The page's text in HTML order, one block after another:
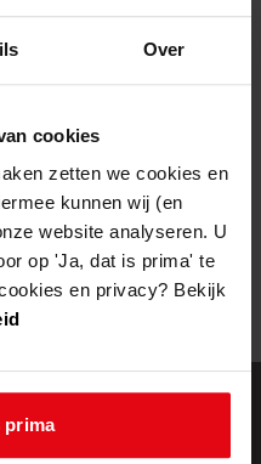
Over
cookies
zetten we cookies en
kunnen wij (en
website analyseren. U
op 'Ja, dat is prima' te
en privacy? Bekijk
prima
door:
lijst van de website